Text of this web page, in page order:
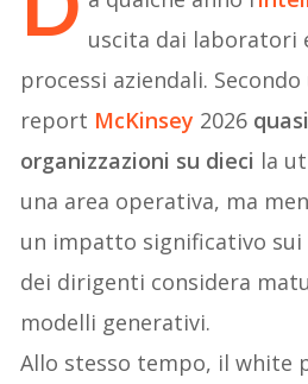
uscita dai laboratori
processi aziendali.
report McKinsey 2026
organizzazioni su dieci la
una area operativa, ma
un impatto significativo sui
dei dirigenti considera
modelli generativi.
Allo stesso tempo, il white